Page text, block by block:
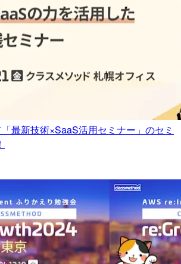
最新技術×SaaS活用セミナー」のセミ